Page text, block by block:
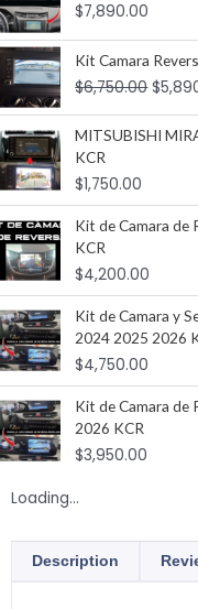
$7,890.00
Kit Camara
$6,750.00 $
MITSUBISHI
KCR
$1,750.00
Kit de Camara de
KCR
$4,200.00
Kit de Camara y
2024 2025 2026
$4,750.00
Kit de Camara de
2026 KCR
$3,950.00
Loading...
Description